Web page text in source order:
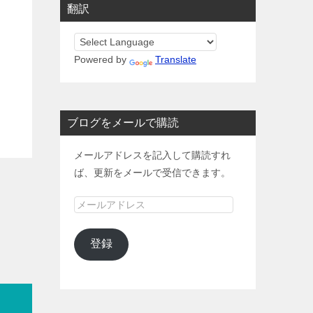
翻訳
Powered by Translate
ブログをメールで購読
メールアドレスを記入して購読すれ
ば、更新をメールで受信できます。
メ
ル
ア
登録